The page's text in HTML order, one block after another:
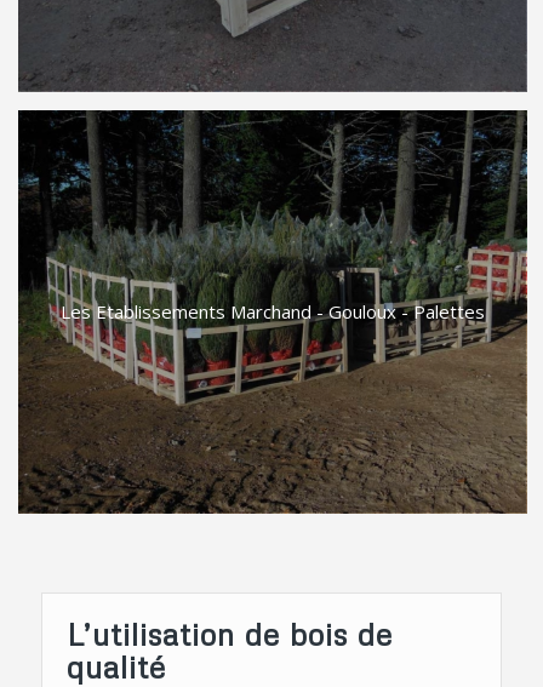
Les Etablissements Marchand - Gouloux - Palettes
L’utilisation de bois de
qualité